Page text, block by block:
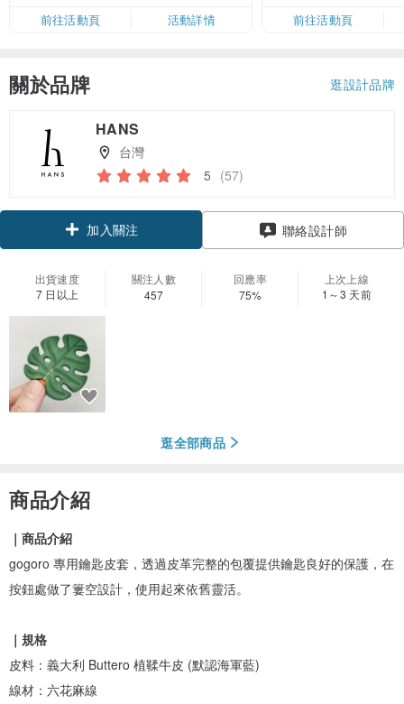
限，額滿即止，僅限「常用信用
卡」結帳）
前往活動頁 活動詳情
前往活動頁
關於品牌 逛設計品牌
HANS
台灣
5 (57)
加入關注 聯絡設計師
出貨速度
7 日以上
關注人數
457
回應率
75%
上次上線
1～3 天前
逛全部商品
商品介紹
｜商品介紹
gogoro 專用鑰匙皮套，透過皮革完整的包覆提供鑰匙良好的保護，在
按鈕處做了簍空設計，使用起來依舊靈活。
｜規格
皮料：義大利 Buttero 植鞣牛皮 (默認海軍藍)
線材：六花麻線